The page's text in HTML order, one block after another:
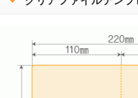
サンプル請求
クリアファイル使用時の注意と豆知識
印刷をお請けできないデータについて